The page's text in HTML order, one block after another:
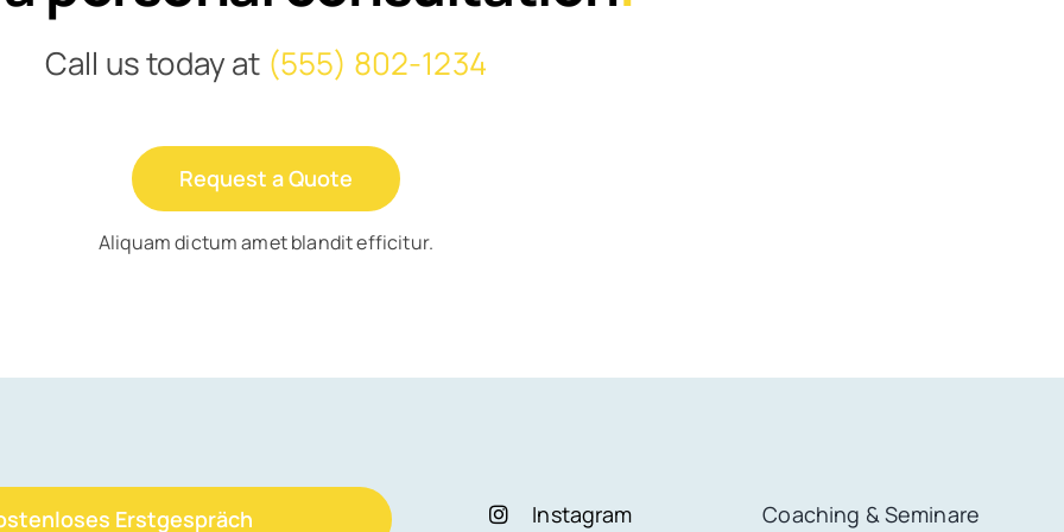
Call us today at (555) 802-1234
Request a Quote
Aliquam dictum amet blandit efficitur.
Erstgespräch Instagram Coaching & Seminare